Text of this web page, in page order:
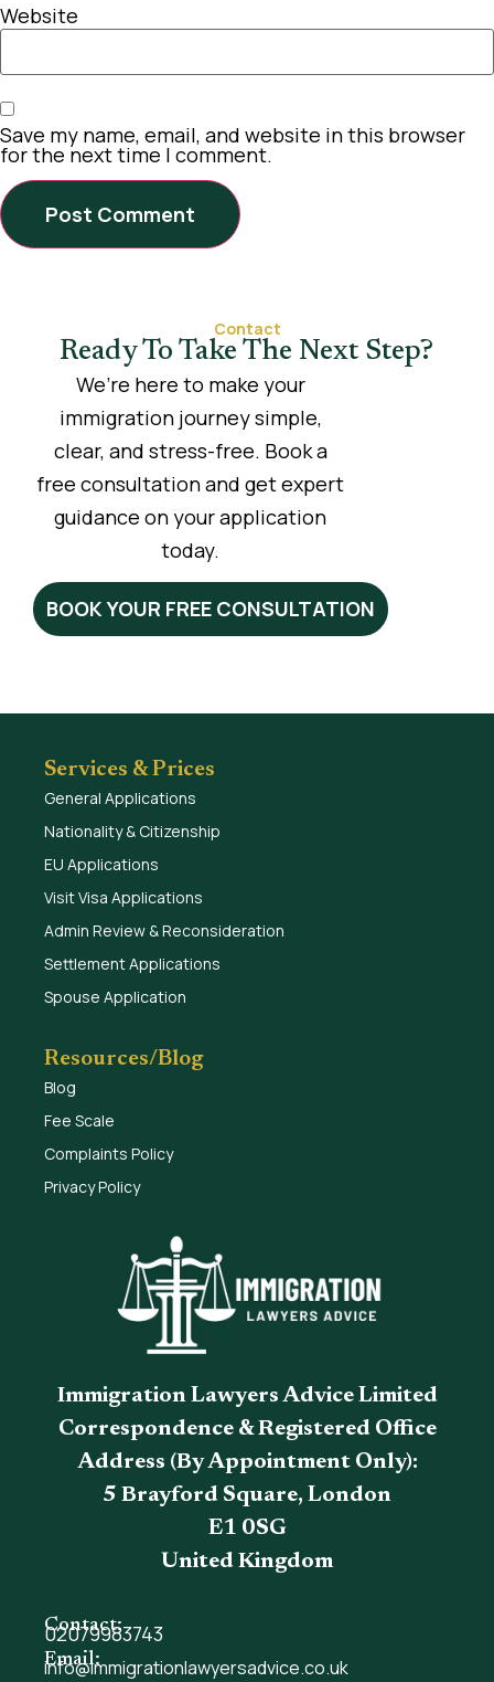
Website
Save my name, email, and website in this browser
for the next time I comment.
Contact
Ready To Take The Next Step?
We’re here to make your
immigration journey simple,
clear, and stress-free. Book a
free consultation and get expert
guidance on your application
today.
BOOK YOUR FREE CONSULTATION
Services & Prices
General Applications
Nationality & Citizenship
EU Applications
Visit Visa Applications
Admin Review & Reconsideration
Settlement Applications
Spouse Application
Resources/Blog
Blog
Fee Scale
Complaints Policy
Privacy Policy
Immigration Lawyers Advice Limited
Correspondence & Registered Office
Address (By Appointment Only):
5 Brayford Square, London
E1 0SG
United Kingdom
Contact:
02079983743
Email:
info@immigrationlawyersadvice.co.uk